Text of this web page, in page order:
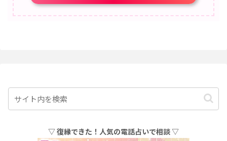
▽ 復縁できた！人気の電話占いで相談 ▽